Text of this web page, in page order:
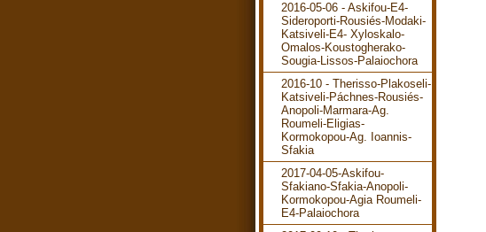
2016-05-06 - Askifou-E4-
Sideroporti-Rousiés-Modaki-
Katsiveli-E4- Xyloskalo-
Omalos-Koustogherako-
Sougia-Lissos-Palaiochora
2016-10 - Therisso-Plakoseli-
Katsiveli-Páchnes-Rousiés-
Anopoli-Marmara-Ag.
Roumeli-Eligias-
Kormokopou-Ag. Ioannis-
Sfakia
2017-04-05-Askifou-
Sfakiano-Sfakia-Anopoli-
Kormokopou-Agia Roumeli-
E4-Palaiochora